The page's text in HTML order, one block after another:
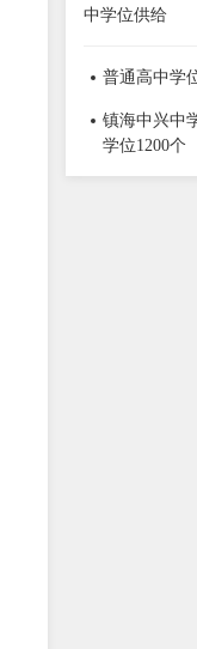
中学位供给
普通高中学
镇海中兴中
学位1200个